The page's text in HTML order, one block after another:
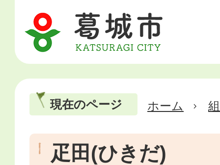
現在のページ ホーム
疋田(ひきだ)